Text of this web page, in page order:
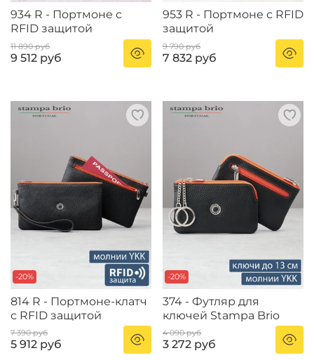
934 R - Портмоне с
RFID защитой
11 890 руб
9 512 руб
953 R - Портмоне с RFID
защитой
9 790 руб
7 832 руб
-20%
814 R - Портмоне-клатч
с RFID защитой
7 390 руб
5 912 руб
-20%
374 - Футляр для
ключей Stampa Brio
4 090 руб
3 272 руб